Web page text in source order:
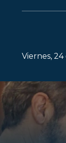
Viernes,